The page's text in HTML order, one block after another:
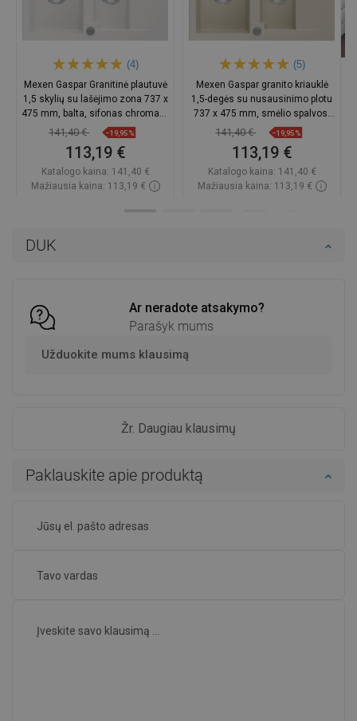
DUK
Ar neradote atsakymo?
Parašyk mums
Užduokite mums klausimą
Žr. Daugiau klausimų
Paklauskite apie produktą
(4)
Mexen Gaspar Granitinė plautuvė
1,5 skylių su lašėjimo zona 737 x
475 mm, balta, sifonas chromas -
6507731505-20
141,40 € −19,95%
113,19 €
Katalogo kaina: 141,40 €
Mažiausia kaina: 113,19 €
(5)
Mexen Gaspar granito kriauklė
1,5-degės su nusausinimo plotu
737 x 475 mm, smėlio spalvos,
chromuotas sifonas -
141,40 € −19,95%
113,19 €
Katalogo kaina: 141,40 €
Mažiausia kaina: 113,19 €